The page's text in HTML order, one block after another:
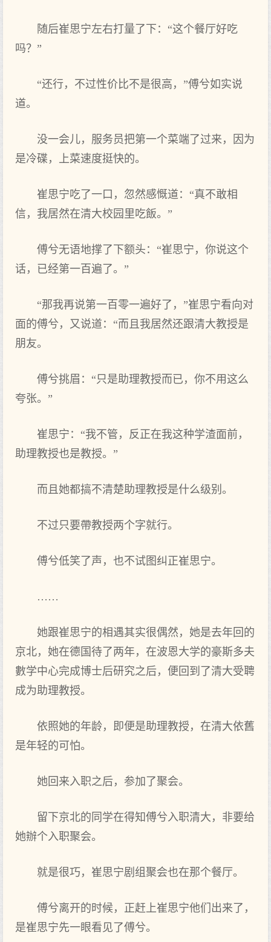
随后崔思宁左右打量了下：“这个餐厅好吃
吗？”
“还行，不过性价比不是很高，”傅兮如实说
道。
没一会儿，服务员把第一个菜端了过来，因为
是冷碟，上菜速度挺快的。
崔思宁吃了一口，忽然感慨道：“真不敢相
信，我居然在清大校园里吃飯。”
傅兮无语地撑了下额头：“崔思宁，你说这个
话，已经第一百遍了。”
“那我再说第一百零一遍好了，”崔思宁看向对
面的傅兮，又说道：“而且我居然还跟清大教授是
朋友。
傅兮挑眉：“只是助理教授而已，你不用这么
夸张。”
崔思宁：“我不管，反正在我这种学渣面前，
助理教授也是教授。”
而且她都搞不清楚助理教授是什么级别。
不过只要帶教授两个字就行。
傅兮低笑了声，也不试图纠正崔思宁。
……
她跟崔思宁的相遇其实很偶然，她是去年回的
京北，她在德国待了两年，在波恩大学的豪斯多夫
數学中心完成博士后研究之后，便回到了清大受聘
成为助理教授。
依照她的年龄，即便是助理教授，在清大依舊
是年轻的可怕。
她回来入职之后，参加了聚会。
留下京北的同学在得知傅兮入职清大，非要给
她辦个入职聚会。
就是很巧，崔思宁剧组聚会也在那个餐厅。
傅兮离开的时候，正赶上崔思宁他们出来了，
是崔思宁先一眼看见了傅兮。